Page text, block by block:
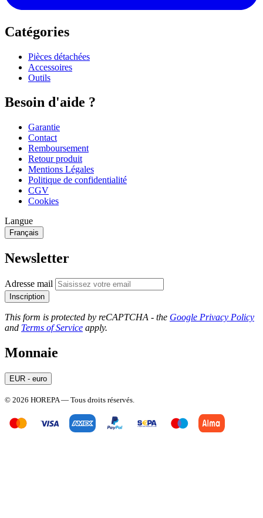
Catégories
Pièces détachées
Accessoires
Outils
Besoin d'aide ?
Garantie
Contact
Remboursement
Retour produit
Mentions Légales
Politique de confidentialité
CGV
Cookies
Langue
Français
Newsletter
Adresse mail
Inscription
This form is protected by reCAPTCHA - the Google Privacy Policy
and Terms of Service apply.
Monnaie
EUR - euro
© 2026 HOREPA — Tous droits réservés.